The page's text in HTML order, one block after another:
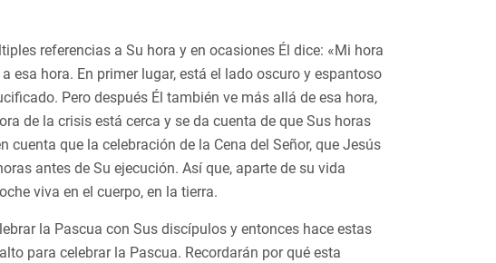
referencias a Su hora y en ocasiones Él dice: «Mi hora
esa hora. En primer lugar, está el lado oscuro y espantoso
Pero después Él también ve más allá de esa hora,
de la crisis está cerca y se da cuenta de que Sus horas
cuenta que la celebración de la Cena del Señor, que Jesús
antes de Su ejecución. Así que, aparte de su vida
viva en el cuerpo, en la tierra.
la Pascua con Sus discípulos y entonces hace estas
para celebrar la Pascua. Recordarán por qué esta